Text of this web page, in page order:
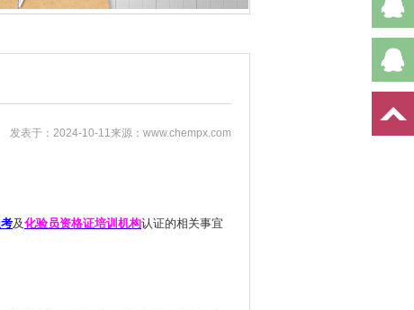
发表于：2024-10-11来源：www.chempx.com
及化验员资格证培训机构认证的相关事宜